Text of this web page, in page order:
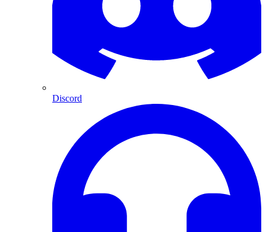
Discord